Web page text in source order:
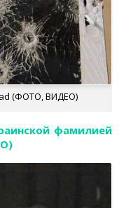
(ФОТО, ВИДЕО)
фамилией